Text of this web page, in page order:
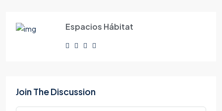
Espacios Hábitat
Join The Discussion